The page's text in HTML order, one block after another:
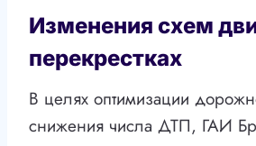
Изменения схем
перекрестках
В целях оптимизации
снижения числа ДТП, ГАИ